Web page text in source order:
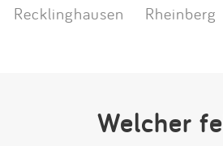
Recklinghausen
Rheinberg
Welcher